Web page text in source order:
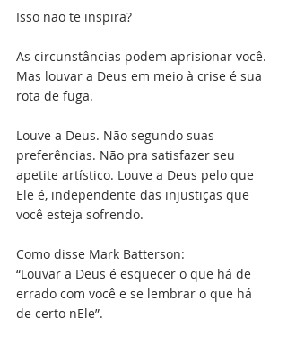
Isso não te inspira?
As circunstâncias podem aprisionar você.
Mas louvar a Deus em meio à crise é sua
rota de fuga.
Louve a Deus. Não segundo suas
preferências. Não pra satisfazer seu
apetite artístico. Louve a Deus pelo que
Ele é, independente das injustiças que
você esteja sofrendo.
Como disse Mark Batterson:
“Louvar a Deus é esquecer o que há de
errado com você e se lembrar o que há
de certo nEle”.